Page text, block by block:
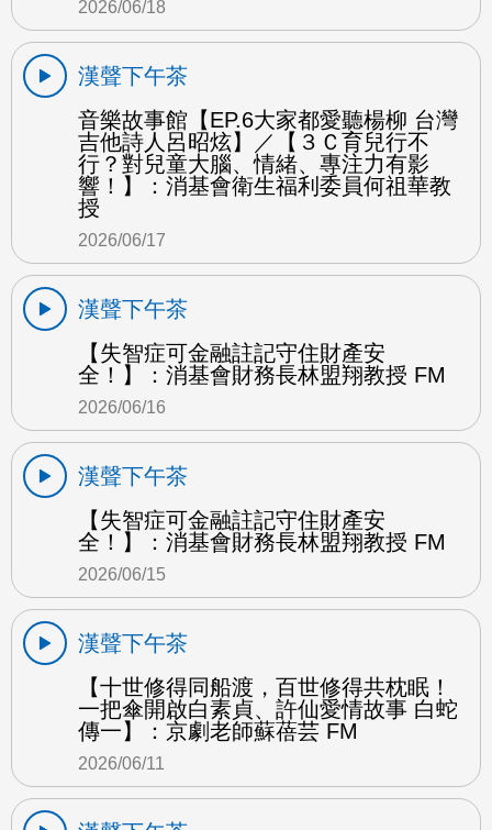
2026/06/18
漢聲下午茶
音樂故事館【EP.6大家都愛聽楊柳 台灣
吉他詩人呂昭炫】／【３Ｃ育兒行不
行？對兒童大腦、情緒、專注力有影
響！】：消基會衛生福利委員何祖華教
授
2026/06/17
漢聲下午茶
【失智症可金融註記守住財產安
全！】：消基會財務長林盟翔教授 FM
2026/06/16
漢聲下午茶
【失智症可金融註記守住財產安
全！】：消基會財務長林盟翔教授 FM
2026/06/15
漢聲下午茶
【十世修得同船渡，百世修得共枕眠！
一把傘開啟白素貞、許仙愛情故事 白蛇
傳一】：京劇老師蘇蓓芸 FM
2026/06/11